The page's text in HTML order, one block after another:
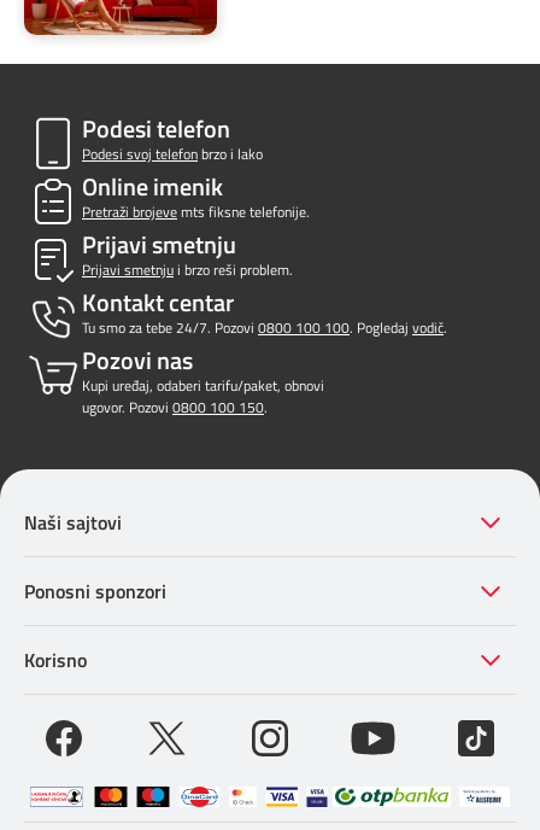
Podesi telefon
Podesi svoj telefonbrzo i lako
Online imenik
Pretraži brojevemts fiksne telefonije.
Prijavi smetnju
Prijavi smetnjui brzo reši problem.
Kontakt centar
Tu smo za tebe 24/7. Pozovi 0800 100 100. Pogledaj vodič.
Pozovi nas
Kupi uređaj, odaberi tarifu/paket, obnovi
ugovor. Pozovi 0800 100 150.
Naši sajtovi
Ponosni sponzori
Korisno